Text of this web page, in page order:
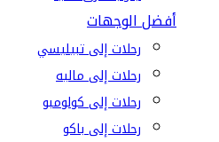
أفضل الوجهات
رحلات إلى تبيليسي
رحلات إلى ماليه
رحلات إلى كولومبو
رحلات إلى باكو